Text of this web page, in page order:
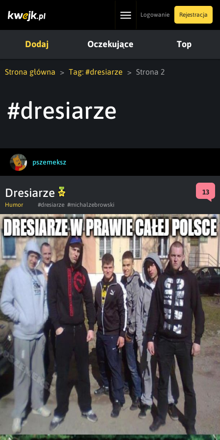
ToggleLogowanie Rejestracja
Dodaj Oczekujące Top
Strona główna Tag: #dresiarze Strona 2
#dresiarze
pszemeksz
Dresiarze 13
Humor #dresiarze #michalzebrowski